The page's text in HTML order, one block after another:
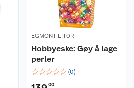
EGMONT LITOR
Hobbyeske: Gøy å lage
perler
☆☆☆☆☆ (0)
00